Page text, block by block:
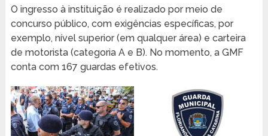
O ingresso à instituição é realizado por meio de
concurso público, com exigências específicas, por
exemplo, nível superior (em qualquer área) e carteira
de motorista (categoria A e B). No momento, a GMF
conta com 167 guardas efetivos.